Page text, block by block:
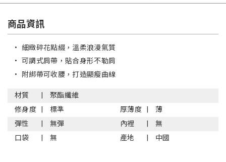
商品資訊
• 細緻碎花點綴，溫柔浪漫氣質
• 可調式肩帶，貼合身形不勒肩
• 附綁帶可收腰，打造顯瘦曲線
材質
聚酯纖維
修身度
標準 厚薄度
薄
彈性
無彈 內裡
無
口袋
無 產地 中國